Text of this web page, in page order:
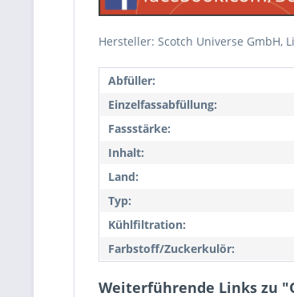
Hersteller: Scotch Universe GmbH,
Abfüller:
Einzelfassabfüllung:
Fassstärke:
Inhalt:
Land:
Typ:
Kühlfiltration:
Farbstoff/Zuckerkulör:
Weiterführende Links zu